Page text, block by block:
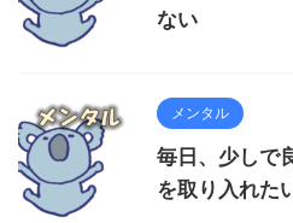
ない
メンタル
毎日、少しで
を取り入れた